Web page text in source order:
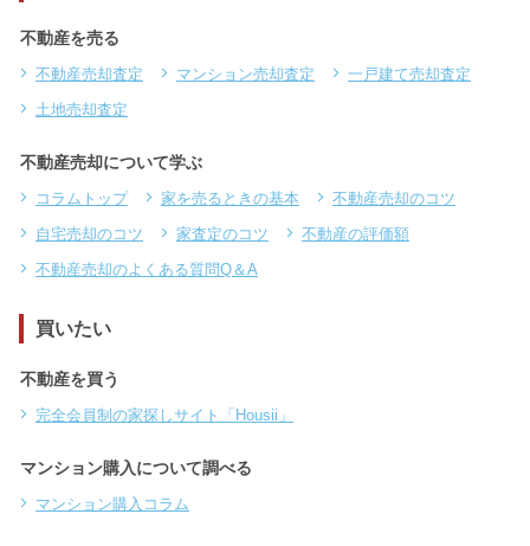
不動産を売る
不動産売却査定 マンション売却査定
一戸建て売却査定
土地売却査定
不動産売却について学ぶ
コラムトップ 家を売るときの基本
不動産売却のコツ
自宅売却のコツ
家査定のコツ
不動産の評価額
不動産売却のよくある質問Q＆A
買いたい
不動産を買う
完全会員制の家探しサイト「Housii」
マンション購入について調べる
マンション購入コラム